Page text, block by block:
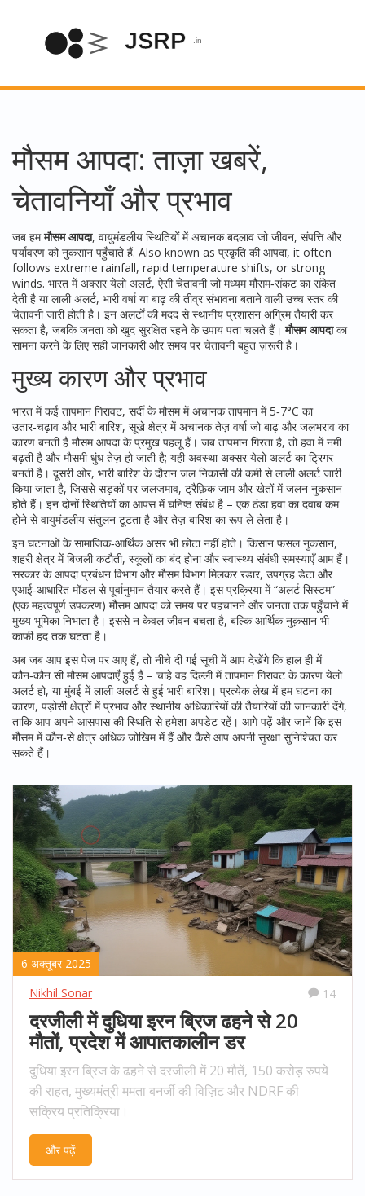
मौसम आपदा: ताज़ा खबरें,
चेतावनियाँ और प्रभाव
जब हममौसम आपदा, वायुमंडलीय स्थितियों में अचानक बदलाव जो जीवन, संपत्ति और
पर्यावरण को नुकसान पहुँचाते हैं. Also known as प्रकृति की आपदा, it often
follows extreme rainfall, rapid temperature shifts, or strong
winds. भारत में अक्सरयेलो अलर्ट, ऐसी चेतावनी जो मध्यम मौसम‑संकट का संकेत
देती है यालाली अलर्ट, भारी वर्षा या बाढ़ की तीव्र संभावना बताने वाली उच्च स्तर की
चेतावनीजारी होती है। इन अलर्टों की मदद से स्थानीय प्रशासन अग्रिम तैयारी कर
सकता है, जबकि जनता को खुद सुरक्षित रहने के उपाय पता चलते हैं।मौसम आपदाका
सामना करने के लिए सही जानकारी और समय पर चेतावनी बहुत ज़रूरी है।
मुख्य कारण और प्रभाव
भारत में कई तापमान गिरावट, सर्दी के मौसम में अचानक तापमान में 5‑7°C का
उतार‑चढ़ाव औरभारी बारिश, सूखे क्षेत्र में अचानक तेज़ वर्षा जो बाढ़ और जलभराव का
कारण बनती है मौसम आपदा के प्रमुख पहलू हैं। जब तापमान गिरता है, तो हवा में नमी
बढ़ती है और मौसमी धुंध तेज़ हो जाती है; यही अवस्था अक्सर येलो अलर्ट का ट्रिगर
बनती है। दूसरी ओर, भारी बारिश के दौरान जल निकासी की कमी से लाली अलर्ट जारी
किया जाता है, जिससे सड़कों पर जलजमाव, ट्रैफ़िक जाम और खेतों में जलन नुकसान
होते हैं। इन दोनों स्थितियों का आपस में घनिष्ठ संबंध है – एक ठंडा हवा का दवाब कम
होने से वायुमंडलीय संतुलन टूटता है और तेज़ बारिश का रूप ले लेता है।
इन घटनाओं के सामाजिक‑आर्थिक असर भी छोटा नहीं होते। किसान फसल नुकसान,
शहरी क्षेत्र में बिजली कटौती, स्कूलों का बंद होना और स्वास्थ्य संबंधी समस्याएँ आम हैं।
सरकार के आपदा प्रबंधन विभाग और मौसम विभाग मिलकर रडार, उपग्रह डेटा और
एआई‑आधारित मॉडल से पूर्वानुमान तैयार करते हैं। इस प्रक्रिया में “अलर्ट सिस्टम”
(एक महत्वपूर्ण उपकरण) मौसम आपदा को समय पर पहचानने और जनता तक पहुँचाने में
मुख्य भूमिका निभाता है। इससे न केवल जीवन बचता है, बल्कि आर्थिक नुक़सान भी
काफी हद तक घटता है।
अब जब आप इस पेज पर आए हैं, तो नीचे दी गई सूची में आप देखेंगे कि हाल ही में
कौन‑कौन सी मौसम आपदाएँ हुई हैं – चाहे वह दिल्ली में तापमान गिरावट के कारण येलो
अलर्ट हो, या मुंबई में लाली अलर्ट से हुई भारी बारिश। प्रत्येक लेख में हम घटना का
कारण, पड़ोसी क्षेत्रों में प्रभाव और स्थानीय अधिकारियों की तैयारियों की जानकारी देंगे,
ताकि आप अपने आसपास की स्थिति से हमेशा अपडेट रहें। आगे पढ़ें और जानें कि इस
मौसम में कौन‑से क्षेत्र अधिक जोखिम में हैं और कैसे आप अपनी सुरक्षा सुनिश्चित कर
सकते हैं।
6 अक्तूबर 2025
Nikhil Sonar
14
दरजीली में दुधिया इरन ब्रिज ढहने से 20
मौतों, प्रदेश में आपातकालीन डर
दुधिया इरन ब्रिज के ढहने से दरजीली में 20 मौतें, 150 करोड़ रुपये
की राहत, मुख्यमंत्री ममता बनर्जी की विज़िट और NDRF की
सक्रिय प्रतिक्रिया।
और पढ़ें